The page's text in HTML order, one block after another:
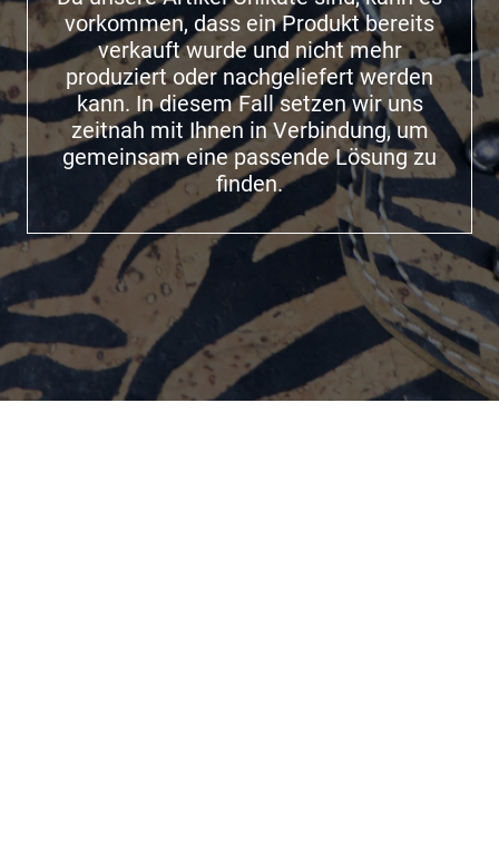
vorkommen, dass ein Produkt bereits
verkauft wurde und nicht mehr
produziert oder nachgeliefert werden
kann. In diesem Fall setzen wir uns
zeitnah mit Ihnen in Verbindung, um
gemeinsam eine passende Lösung zu
finden.